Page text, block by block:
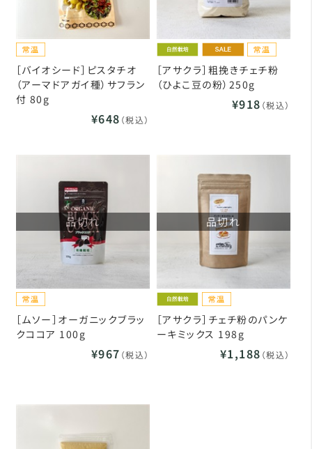
［バイオシード］ピスタチオ
（アーマドアガイ種）サフラン
付 80g
¥648 （税込）
［アサクラ］粗挽きチェチ粉
（ひよこ豆の粉）250g
¥918 （税込）
品切れ
［ムソー］オーガニックブラッ
クココア 100g
¥967 （税込）
品切れ
［アサクラ］チェチ粉のパンケ
ーキミックス 198g
¥1,188 （税込）